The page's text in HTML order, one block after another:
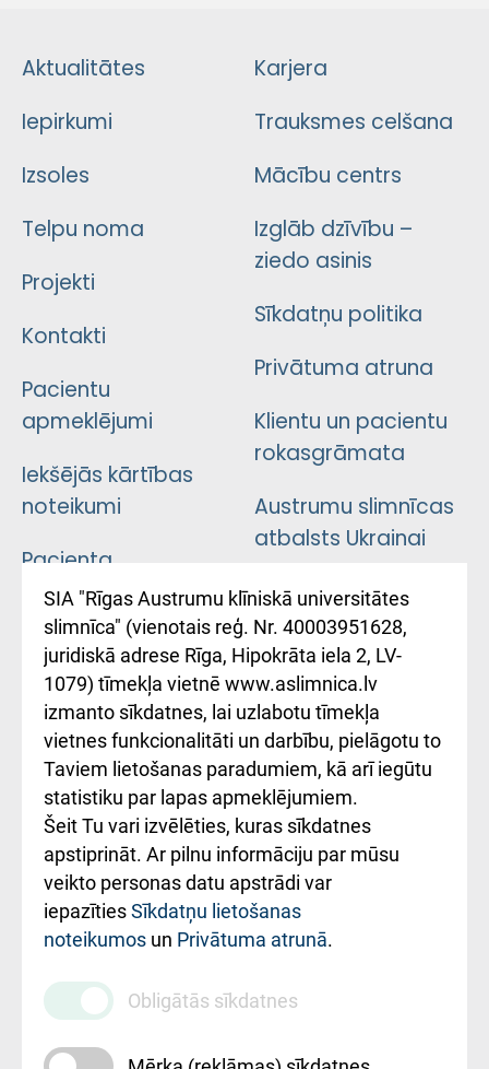
Aktualitātes
Iepirkumi
Izsoles
Telpu noma
Projekti
Kontakti
Pacientu
apmeklējumi
Iekšējās kārtības
noteikumi
Pacienta
atsauksmju/sūdzību
iesniegšanas
kārtība
Kā pie mums nokļūt
Rēķinu apmaksas
ceļvedis
Rekvizīti un
ārstniecības
iestādes kods
010000234
Maksas
pakalpojumu
cenrādis
Karjera
Trauksmes celšana
Mācību centrs
Izglāb dzīvību –
ziedo asinis
Sīkdatņu politika
Privātuma atruna
Klientu un pacientu
rokasgrāmata
Austrumu slimnīcas
atbalsts Ukrainai
Підтримка Східної
лікарні та співпраця з
Україною
SIA "Rīgas Austrumu klīniskā universitātes
slimnīca" (vienotais reģ. Nr. 40003951628,
juridiskā adrese Rīga, Hipokrāta iela 2, LV-
1079) tīmekļa vietnē www.aslimnica.lv
izmanto sīkdatnes, lai uzlabotu tīmekļa
vietnes funkcionalitāti un darbību, pielāgotu to
Taviem lietošanas paradumiem, kā arī iegūtu
statistiku par lapas apmeklējumiem.
Šeit Tu vari izvēlēties, kuras sīkdatnes
apstiprināt. Ar pilnu informāciju par mūsu
veikto personas datu apstrādi var
iepazītiesSīkdatņu lietošanas
noteikumos un Privātuma atrunā.
Obligātās sīkdatnes